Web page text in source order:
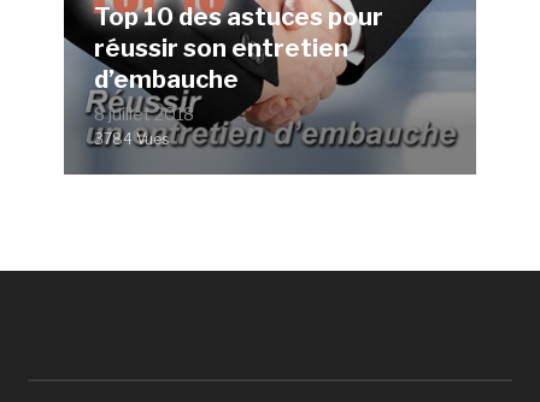
Top 10 des astuces pour
réussir son entretien
d’embauche
8 juillet 2018
3784 Vues